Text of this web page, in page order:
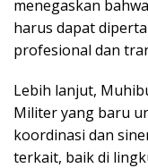
menegaskan
harus dapat
profesional dan
Lebih lanjut,
Militer yang baru
koordinasi dan
terkait, baik di